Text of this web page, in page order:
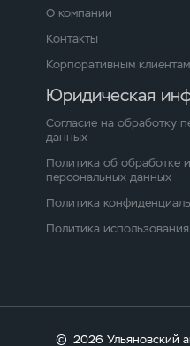
О компании
Контакты
Корпоративным клиентам
Юридическая
Согласие на обработку
данных
Политика об обработке
персональных данных
Политика
Политика
© 2026 Ульяновский